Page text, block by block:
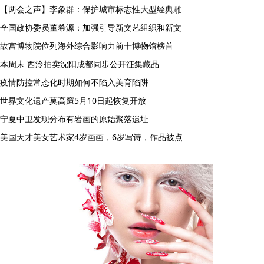
【两会之声】李象群：保护城市标志性大型经典雕
全国政协委员董希源：加强引导新文艺组织和新文
故宫博物院位列海外综合影响力前十博物馆榜首
本周末 西泠拍卖沈阳成都同步公开征集藏品
疫情防控常态化时期如何不陷入美育陷阱
世界文化遗产莫高窟5月10日起恢复开放
宁夏中卫发现分布有岩画的原始聚落遗址
美国天才美女艺术家4岁画画，6岁写诗，作品被点